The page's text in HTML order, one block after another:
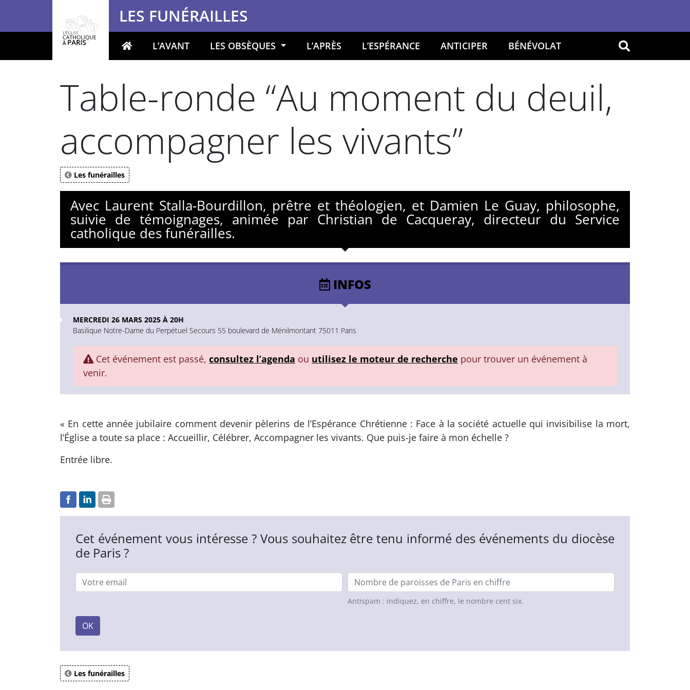
LES FUNÉRAILLES
Votre recherche OK
L’AVANT LES OBSÈQUES L’APRÈS L’ESPÉRANCE ANTICIPER BÉNÉVOLAT
Table-ronde “Au moment du deuil,
accompagner les vivants”
Les funérailles
Avec Laurent Stalla-Bourdillon, prêtre et théologien, et Damien Le Guay, philosophe,
suivie de témoignages, animée par Christian de Cacqueray, directeur du Service
catholique des funérailles.
INFOS
MERCREDI 26 MARS 2025 À 20H
Basilique Notre-Dame du Perpétuel Secours 55 boulevard de Ménilmontant 75011 Paris
Cet événement est passé, consultez l’agenda ou utilisez le moteur de recherche pour trouver un événement à
venir.
« En cette année jubilaire comment devenir pèlerins de l’Espérance Chrétienne : Face à la société actuelle qui invisibilise la mort,
l’Église a toute sa place : Accueillir, Célébrer, Accompagner les vivants. Que puis-je faire à mon échelle ?
Entrée libre.
Cet événement vous intéresse ? Vous souhaitez être tenu informé des événements du diocèse
de Paris ?
Email Nombre de paroisses
Antispam : indiquez, en chiffre, le nombre cent six.
OK
Les funérailles